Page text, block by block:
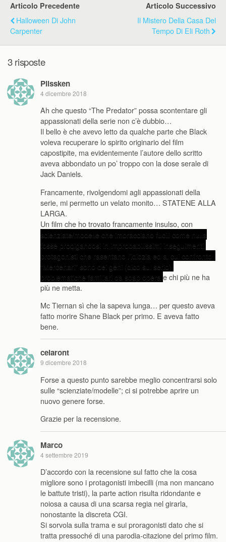
Articolo Precedente
Halloween Di John
Carpenter
Articolo Successivo
Il Mistero Della Casa Del
Tempo Di Eli Roth
3 risposte
Plissken
4 dicembre 2018
Ah che questo “The Predator” possa scontentare gli
appassionati della serie non c’è dubbio…
Il bello è che avevo letto da qualche parte che Black
voleva recuperare lo spirito originario del film
capostipite, ma evidentemente l’autore dello scritto
aveva abbondato un po’ troppo con la dose serale di
Jack Daniels.
Francamente, rivolgendomi agli appassionati della
serie, mi permetto un velato monito… STATENE ALLA
LARGA.
Un film che ho trovato francamente insulso, con
scienziate/modelle che imbracciano fucili come nulla
fosse prodigandosi in improbabilissimi inseguimenti,
protagonisti che rasentano l’idiozia ed al cui confronto i
“Mercenari” sono dei geni (dico sul serio),
problematiche familiari da soap opera e chi più ne ha
più ne metta.
Mc Tiernan sì che la sapeva lunga… per questo aveva
fatto morire Shane Black per primo. E aveva fatto
bene.
celaront
9 dicembre 2018
Forse a questo punto sarebbe meglio concentrarsi solo
sulle “scienziate/modelle”; ci si potrebbe aprire un
nuovo genere forse.
Grazie per la recensione.
Marco
4 settembre 2019
D’accordo con la recensione sul fatto che la cosa
migliore sono i protagonisti imbecilli (ma non mancano
le battute tristi), la parte action risulta ridondante e
noiosa a causa di una scarsa regia nel girarla,
nonostante la discreta CGI.
Si sorvola sulla trama e sui proragonisti dato che si
tratta pressoché di una parodia-citazione del primo film.